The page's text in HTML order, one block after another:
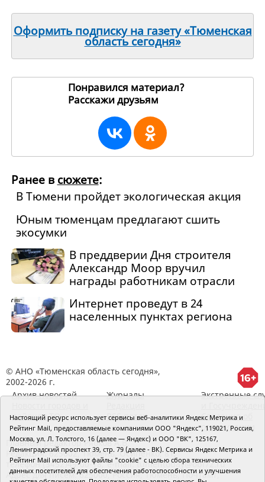
Оформить подписку на газету «Тюменская
область сегодня»
Понравился материал?
Расскажи друзьям
Ранее в сюжете:
В Тюмени пройдет экологическая акция
Юным тюменцам предлагают сшить
экосумки
В преддверии Дня строителя
Александр Моор вручил
награды работникам отрасли
Интернет проведут в 24
населенных пунктах региона
© АНО «Тюменская область сегодня»,
2002-2026 г.
Архив новостей
районов ТО
Журналы
RSS поток
Экстренные
Сведения об
организации
Главный редактор Рябков А.В.
Редакция: 625002, Тюмень, Осипенко, 81,
телефон (3452)49-00-18, e-mail: tumentoday@obl72.ru
Адрес для писем: 625000, Россия, Тюмень, Почтамт,
Настоящий ресурс использует сервисы веб-аналитики Яндекс Метрика и
Рейтинг Mail, предоставляемые компаниями ООО "Яндекс", 119021, Россия,
Москва, ул. Л. Толстого, 16 (далее — Яндекс) и ООО "ВК", 125167,
Ленинградский проспект 39, стр. 79 (далее - ВК). Сервисы Яндекс Метрика и
Рейтинг Mail используют файлы "cookie" с целью сбора технических
данных посетителей для обеспечения работоспособности и улучшения